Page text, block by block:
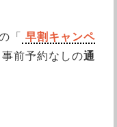
「
早割キャンペ
前予約なしの通